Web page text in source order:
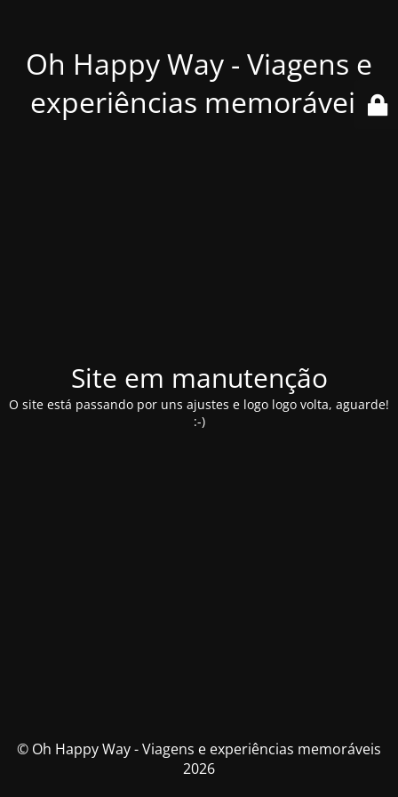
Oh Happy Way - Viagens e
experiências memoráveis
Site em manutenção
O site está passando por uns ajustes e logo logo volta, aguarde!
:-)
© Oh Happy Way - Viagens e experiências memoráveis
2026